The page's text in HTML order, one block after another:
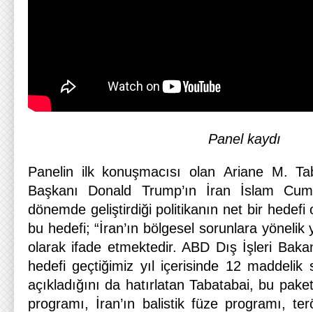
Panel kaydı
Panelin ilk konuşmacısı olan Ariane M.
Başkanı Donald Trump’ın İran İslam
dönemde geliştirdiği politikanın net bir
bu hedefi; “İran’ın bölgesel sorunlara yönelik
olarak ifade etmektedir. ABD Dış İşleri
hedefi geçtiğimiz yıl içerisinde 12
açıkladığını da hatırlatan Tabatabai, bu
programı, İran’ın balistik füze programı,